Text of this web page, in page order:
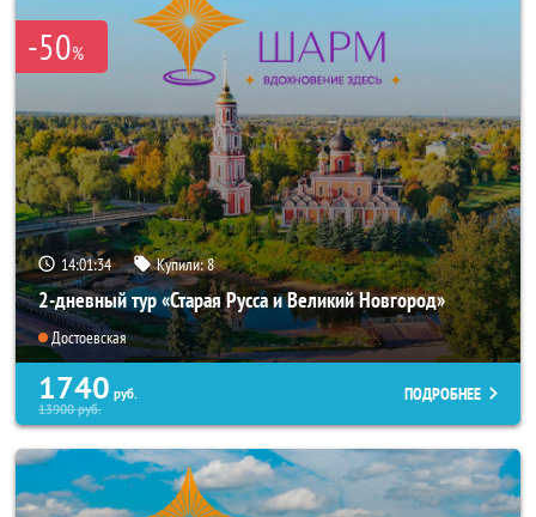
-50%
14:01:32 Купили:8
2-дневный тур «Старая Русса и Великий Новгород»
Достоевская
1740 руб.
13900руб.
ПОДРОБНЕЕ